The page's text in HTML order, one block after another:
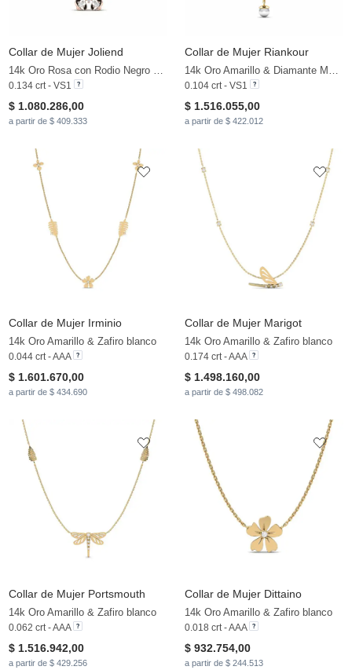
Collar de Mujer Joliend
14k Oro Rosa con Rodio Negro & Diamante Marrón & Zafiro blanco
0.134 crt - VS1
$ 1.080.286,00
a partir de $ 409.333
Collar de Mujer Riankour
14k Oro Amarillo & Diamante Marrón & Perla blanca
0.104 crt - VS1
$ 1.516.055,00
a partir de $ 422.012
Collar de Mujer Irminio
14k Oro Amarillo & Zafiro blanco
0.044 crt - AAA
$ 1.601.670,00
a partir de $ 434.690
Collar de Mujer Marigot
14k Oro Amarillo & Zafiro blanco
0.174 crt - AAA
$ 1.498.160,00
a partir de $ 498.082
Collar de Mujer Portsmouth
14k Oro Amarillo & Zafiro blanco
0.062 crt - AAA
$ 1.516.942,00
a partir de $ 429.256
Collar de Mujer Dittaino
14k Oro Amarillo & Zafiro blanco
0.018 crt - AAA
$ 932.754,00
a partir de $ 244.513